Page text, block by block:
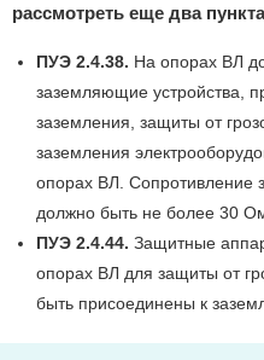
рассмотреть еще два
ПУЭ 2.4.38. На опорах ВЛ
заземляющие устройства,
заземления, защиты от
заземления
опорах ВЛ. Сопротивление
должно быть не более 30
ПУЭ 2.4.44. Защитные
опорах ВЛ для защиты от
быть присоединены к